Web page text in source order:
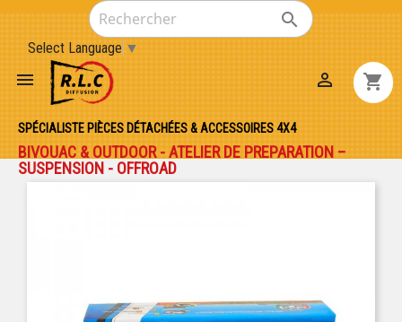

Select Language ▼
 shopping_cart

SPÉCIALISTE PIÈCES DÉTACHÉES & ACCESSOIRES 4X4
BIVOUAC & OUTDOOR - ATELIER DE PREPARATION –
SUSPENSION - OFFROAD